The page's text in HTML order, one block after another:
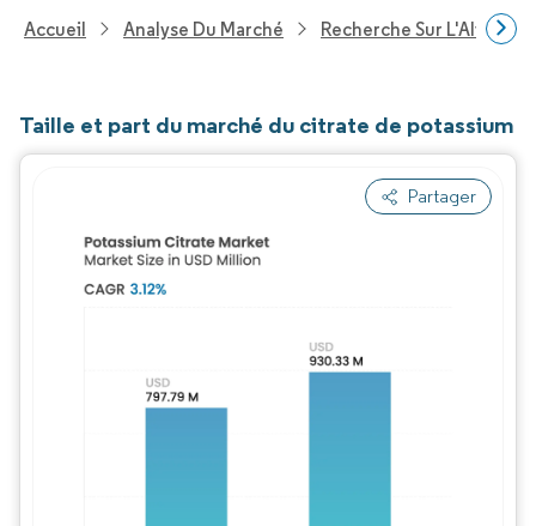
Accueil Analyse Du Marché Recherche Sur
Taille et part du marché du citrate de potassium
Partager